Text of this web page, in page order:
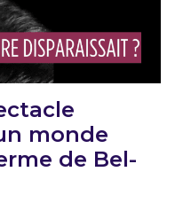
monde
de Bel-